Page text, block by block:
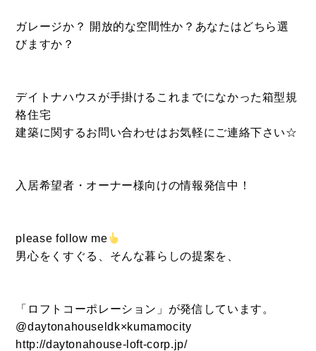
LINEでお問い合わせ
ガレージか？ 開放的な空間性か？あなたはどちら選
びますか？
デイトナハウスが手掛けるこれまでになかった箱型規
格住宅
建築に関するお問い合わせはお気軽にご連絡下さい☆
入居希望者・オーナー様向けの情報発信中！
please follow me
男心をくすぐる、そんな暮らしの提案を、
「ロフトコーポレーション」が発信しています。
@daytonahouseldk×kumamocity
http://daytonahouse-loft-corp.jp/